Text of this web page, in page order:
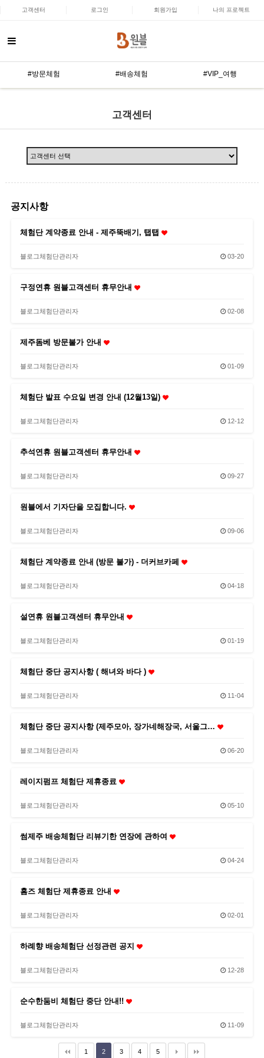
고객센터 로그인 회원가입 나의 프로젝트
#방문체험 #배송체험 #VIP_여행
고객센터
공지사항
체험단 계약종료 안내 - 제주뚝배기, 탭탭
블로그체험단관리자 03-20
구정연휴 원블고객센터 휴무안내
블로그체험단관리자 02-08
제주돔베 방문불가 안내
블로그체험단관리자 01-09
체험단 발표 수요일 변경 안내 (12월13일)
블로그체험단관리자 12-12
추석연휴 원블고객센터 휴무안내
블로그체험단관리자 09-27
원블에서 기자단을 모집합니다.
블로그체험단관리자 09-06
체험단 계약종료 안내 (방문 불가) - 더커브카페
블로그체험단관리자 04-18
설연휴 원블고객센터 휴무안내
블로그체험단관리자 01-19
체험단 중단 공지사항 ( 해녀와 바다 )
블로그체험단관리자 11-04
체험단 중단 공지사항 (제주모아, 장가네해장국, 서울그…
블로그체험단관리자 06-20
레이지펌프 체험단 제휴종료
블로그체험단관리자 05-10
썸제주 배송체험단 리뷰기한 연장에 관하여
블로그체험단관리자 04-24
홈즈 체험단 제휴종료 안내
블로그체험단관리자 02-01
하례향 배송체험단 선정관련 공지
블로그체험단관리자 12-28
순수한둠비 체험단 중단 안내!!
블로그체험단관리자 11-09
1 2 3 4 5